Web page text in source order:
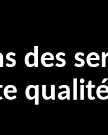
des